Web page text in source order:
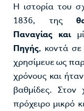
Η ιστορία του
1836, της
Παναγίας και
Πηγής, κοντά σε
χρησίμευε ως
χρόνους και
βαθμίδες. Στον
πρόχειρο μικρό